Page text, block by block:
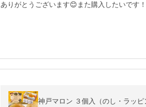
ありがとうございます😊また購入したいです！
神戸マロン ３個入（のし・ラッ